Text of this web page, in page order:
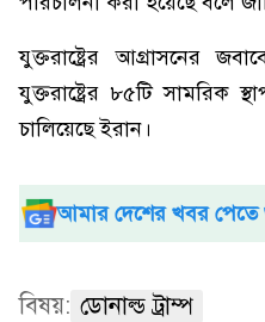
যুক্তরাষ্ট্রের আগ্রাসনের
যুক্তরাষ্ট্রের ৮৫টি সামরিক
চালিয়েছে ইরান।
আমার দেশের খবর
বিষয়: ডোনাল্ড ট্রাম্প